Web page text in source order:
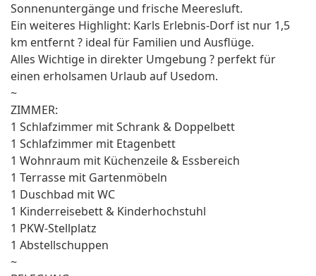
Sonnenuntergänge und frische Meeresluft.
Ein weiteres Highlight: Karls Erlebnis-Dorf ist nur 1,5
km entfernt ? ideal für Familien und Ausflüge.
Alles Wichtige in direkter Umgebung ? perfekt für
einen erholsamen Urlaub auf Usedom.
~
ZIMMER:
1 Schlafzimmer mit Schrank & Doppelbett
1 Schlafzimmer mit Etagenbett
1 Wohnraum mit Küchenzeile & Essbereich
1 Terrasse mit Gartenmöbeln
1 Duschbad mit WC
1 Kinderreisebett & Kinderhochstuhl
1 PKW-Stellplatz
1 Abstellschuppen
~